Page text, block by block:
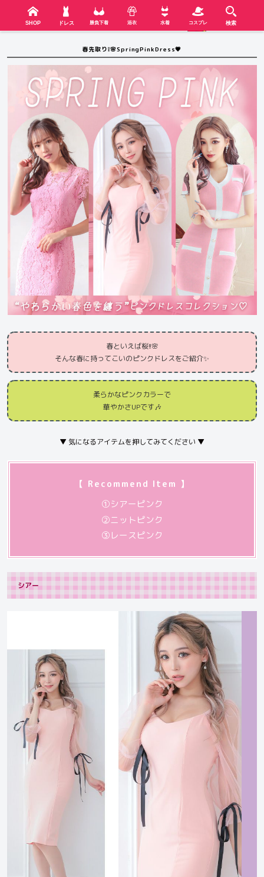
SHOP ドレス 勝負下着 浴衣 水着 コスプレ 検索
春先取り❕🌸SpringPinkDress💗
春といえば桜!!🌸
そんな春に持ってこいのピンクドレスをご紹介✨
柔らかなピンクカラーで
華やかさUPです🎶
▼ 気になるアイテムを押してみてください ▼
【 Recommend Item 】
①シアーピンク
②ニットピンク
③レースピンク
シアー
SHOP